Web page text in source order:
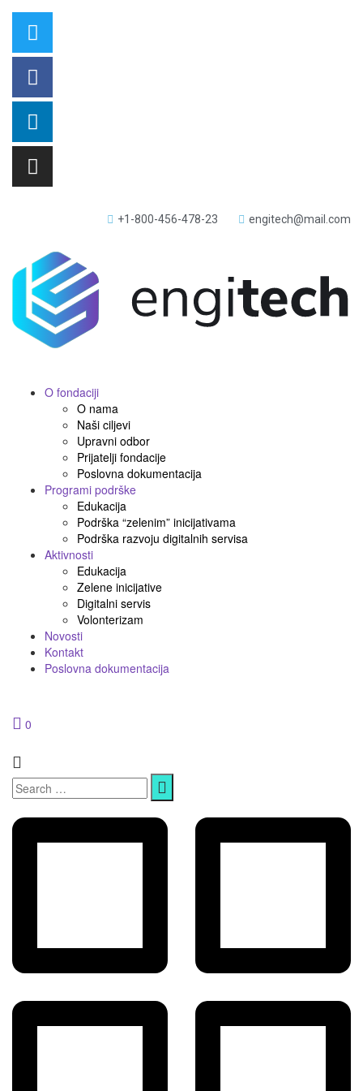
+1-800-456-478-23 engitech@mail.com
O fondaciji
O nama
Naši ciljevi
Upravni odbor
Prijatelji fondacije
Poslovna dokumentacija
Programi podrške
Edukacija
Podrška “zelenim” inicijativama
Podrška razvoju digitalnih servisa
Aktivnosti
Edukacija
Zelene inicijative
Digitalni servis
Volonterizam
Novosti
Kontakt
Poslovna dokumentacija
0